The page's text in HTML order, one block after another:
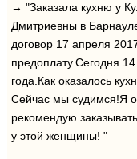
→ "Заказала кухню у
Дмитриевны в
договор 17 апреля
предоплату.Сегодня
года.Как оказалось
Сейчас мы судимся!Я
рекомендую
у этой женщины! "